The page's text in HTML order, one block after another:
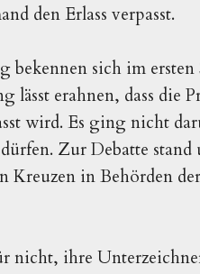
den Erlass verpasst.
sich im ersten
lässt erahnen, dass die
wird. Es ging nicht
Zur Debatte stand
in Behörden
nicht, ihre